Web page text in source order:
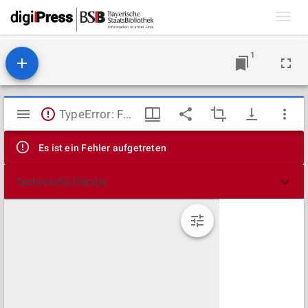
1
Mirador
Viewer
TypeError: Failed to fetch
Es ist ein Fehler aufgetreten
Technische Details